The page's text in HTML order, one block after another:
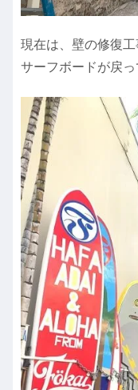
現在は、壁の修復
サーフボードが戻っ